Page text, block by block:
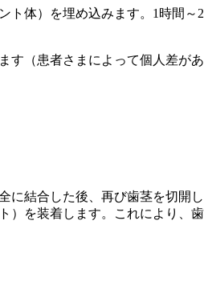
ト体）を埋め込みます。1時間
す（患者さまによって個人差があ
に結合した後、再び歯茎を切開
を装着します。これにより、歯